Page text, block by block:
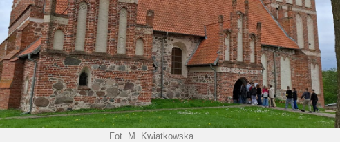
Fot. M. Kwiatkowska